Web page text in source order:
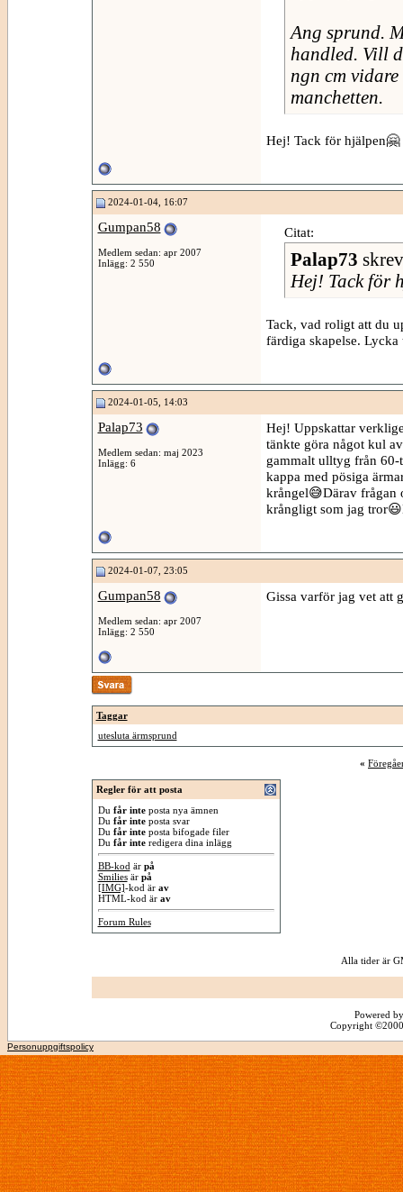
Ang sprund.
handled. Vill
ngn cm
manchetten.
Hej! Tack för hjälpen🤗
2024-01-04, 16:07
Gumpan58
Medlem sedan: apr 2007
Inlägg: 2 550
Citat:
Palap73
Hej! Tack för
Tack, vad roligt att du
färdiga skapelse.
2024-01-05, 14:03
Palap73
Medlem sedan: maj 2023
Inlägg: 6
Hej! Uppskattar
tänkte göra något kul
gammalt ulltyg från 60-
kappa med pösiga
krångel😅Därav frågan
krångligt som jag
2024-01-07, 23:05
Gumpan58
Medlem sedan: apr 2007
Inlägg: 2 550
Gissa varför jag vet att
Taggar
utesluta ärmsprund
«
Regler för att posta
Du får inteposta nya ämnen
Du får inteposta svar
Du får inteposta bifogade filer
Du får interedigera dina inlägg
BB-kod är på
Smiliesär på
[IMG]-kod är av
HTML-kod är av
Forum Rules
Alla tider är
Powered
Copyright
Personuppgiftspolicy